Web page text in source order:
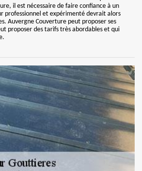
il est nécessaire de faire confiance à un
professionnel et expérimenté devrait alors
Auvergne Couverture peut proposer ses
proposer des tarifs très abordables et qui